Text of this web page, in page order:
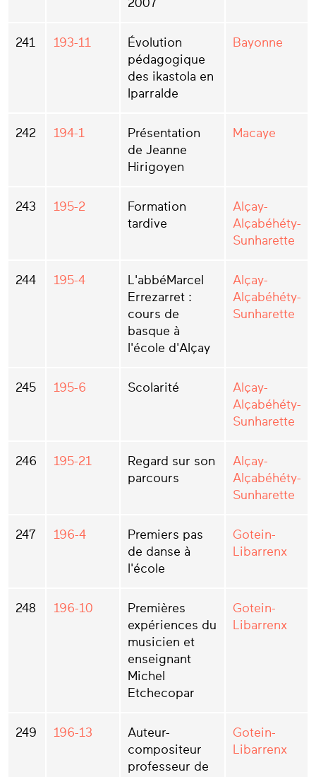
2007
241 193-11
Évolution
pédagogique
des ikastola en
Iparralde
Bayonne
242 194-1
Présentation
de Jeanne
Hirigoyen
Macaye
243 195-2
Formation
tardive
Alçay-
Alçabéhéty-
Sunharette
244 195-4
L'abbéMarcel
Errezarret :
cours de
basque à
l'école d'Alçay
Alçay-
Alçabéhéty-
Sunharette
245 195-6 Scolarité
Alçay-
Alçabéhéty-
Sunharette
246 195-21
Regard sur son
parcours
Alçay-
Alçabéhéty-
Sunharette
247 196-4
Premiers pas
de danse à
l'école
Gotein-
Libarrenx
248 196-10
Premières
expériences du
musicien et
enseignant
Michel
Etchecopar
Gotein-
Libarrenx
249 196-13
Auteur-
compositeur
professeur de
Gotein-
Libarrenx